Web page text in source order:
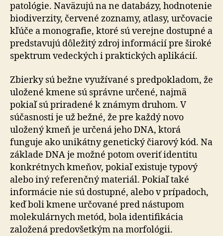
patológie. Naväzujú na ne databázy, hodnotenie
biodiverzity, červené zoznamy, atlasy, určovacie
kľúče a monografie, ktoré sú verejne dostupné a
predstavujú dôležitý zdroj informácií pre široké
spektrum vedeckých i praktických aplikácií.
Zbierky sú bežne využívané s predpokladom, že
uložené kmene sú správne určené, najmä
pokiaľ sú priradené k známym druhom. V
súčasnosti je už bežné, že pre každý novo
uložený kmeň je určená jeho DNA, ktorá
funguje ako unikátny genetický čiarový kód. Na
základe DNA je možné potom overiť identitu
konkrétnych kmeňov, pokiaľ existuje typový
alebo iný referenčný materiál. Pokiaľ také
informácie nie sú dostupné, alebo v prípadoch,
keď boli kmene určované pred nástupom
molekulárnych metód, bola identifikácia
založená predovšetkým na morfológii.